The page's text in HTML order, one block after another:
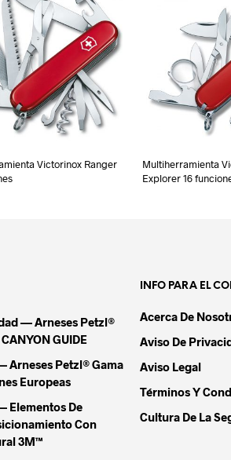
Victorinox Ranger
Multiherramienta
Explorer 16
— Arneses Petzl®
GUIDE
Arneses Petzl® Gama
Europeas
Elementos De
Con
3M™
INFO PARA EL
Acerca De
Aviso De
Aviso Legal
Términos Y
Cultura De La